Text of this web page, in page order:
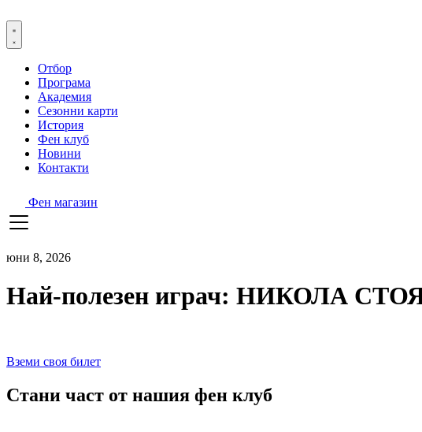
Отбор
Програма
Академия
Сезонни карти
История
Фен клуб
Новини
Контакти
Фен магазин
юни 8, 2026
Най-полезен играч: НИКОЛА
Вземи своя билет
Стани част от нашия фен клуб